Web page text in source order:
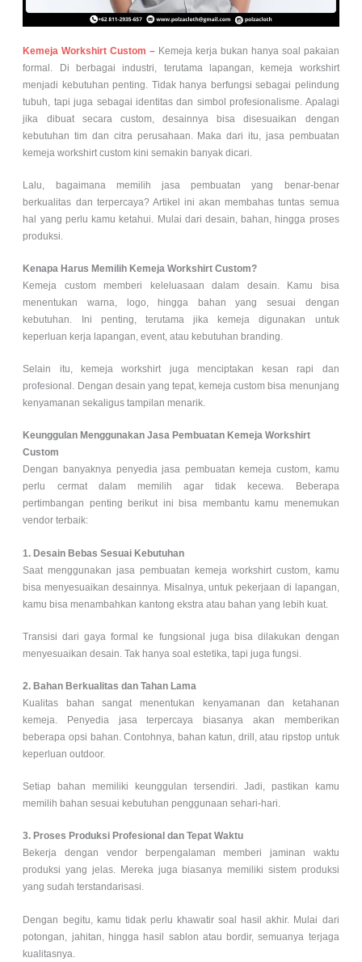
Kemeja Workshirt Custom – Kemeja kerja bukan hanya soal pakaian
formal. Di berbagai industri, terutama lapangan, kemeja workshirt
menjadi kebutuhan penting. Tidak hanya berfungsi sebagai pelindung
tubuh, tapi juga sebagai identitas dan simbol profesionalisme. Apalagi
jika dibuat secara custom, desainnya bisa disesuaikan dengan
kebutuhan tim dan citra perusahaan. Maka dari itu, jasa pembuatan
kemeja workshirt custom kini semakin banyak dicari.
Lalu, bagaimana memilih jasa pembuatan yang benar-benar
berkualitas dan terpercaya? Artikel ini akan membahas tuntas semua
hal yang perlu kamu ketahui. Mulai dari desain, bahan, hingga proses
produksi.
Kenapa Harus Memilih Kemeja Workshirt Custom?
Kemeja custom memberi keleluasaan dalam desain. Kamu bisa
menentukan warna, logo, hingga bahan yang sesuai dengan
kebutuhan. Ini penting, terutama jika kemeja digunakan untuk
keperluan kerja lapangan, event, atau kebutuhan branding.
Selain itu, kemeja workshirt juga menciptakan kesan rapi dan
profesional. Dengan desain yang tepat, kemeja custom bisa menunjang
kenyamanan sekaligus tampilan menarik.
Keunggulan Menggunakan Jasa Pembuatan Kemeja Workshirt
Custom
Dengan banyaknya penyedia jasa pembuatan kemeja custom, kamu
perlu cermat dalam memilih agar tidak kecewa. Beberapa
pertimbangan penting berikut ini bisa membantu kamu menemukan
vendor terbaik:
1. Desain Bebas Sesuai Kebutuhan
Saat menggunakan jasa pembuatan kemeja workshirt custom, kamu
bisa menyesuaikan desainnya. Misalnya, untuk pekerjaan di lapangan,
kamu bisa menambahkan kantong ekstra atau bahan yang lebih kuat.
Transisi dari gaya formal ke fungsional juga bisa dilakukan dengan
menyesuaikan desain. Tak hanya soal estetika, tapi juga fungsi.
2. Bahan Berkualitas dan Tahan Lama
Kualitas bahan sangat menentukan kenyamanan dan ketahanan
kemeja. Penyedia jasa terpercaya biasanya akan memberikan
beberapa opsi bahan. Contohnya, bahan katun, drill, atau ripstop untuk
keperluan outdoor.
Setiap bahan memiliki keunggulan tersendiri. Jadi, pastikan kamu
memilih bahan sesuai kebutuhan penggunaan sehari-hari.
3. Proses Produksi Profesional dan Tepat Waktu
Bekerja dengan vendor berpengalaman memberi jaminan waktu
produksi yang jelas. Mereka juga biasanya memiliki sistem produksi
yang sudah terstandarisasi.
Dengan begitu, kamu tidak perlu khawatir soal hasil akhir. Mulai dari
potongan, jahitan, hingga hasil sablon atau bordir, semuanya terjaga
kualitasnya.